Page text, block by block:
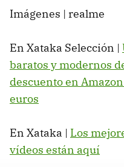
Imágenes | realme
En Xataka Selección |
baratos y modernos
descuento en
euros
En Xataka | Los
vídeos están aquí